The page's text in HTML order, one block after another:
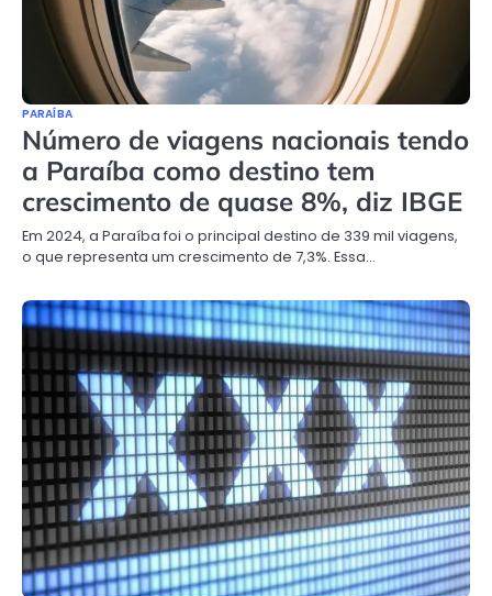
PARAÍBA
Número de viagens nacionais tendo
a Paraíba como destino tem
crescimento de quase 8%, diz IBGE
Em 2024, a Paraíba foi o principal destino de 339 mil viagens,
o que representa um crescimento de 7,3%. Essa…